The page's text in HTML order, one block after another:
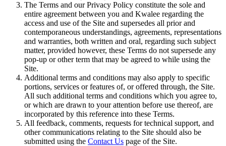
The Terms and our Privacy Policy constitute the sole and
entire agreement between you and Kwalee regarding the
access and use of the Site and supersedes all prior and
contemporaneous understandings, agreements, representations
and warranties, both written and oral, regarding such subject
matter, provided however, these Terms do not supersede any
pop-up or other term that may be agreed to while using the
Site.
Additional terms and conditions may also apply to specific
portions, services or features of, or offered through, the Site.
All such additional terms and conditions which you agree to,
or which are drawn to your attention before use thereof, are
incorporated by this reference into these Terms.
All feedback, comments, requests for technical support, and
other communications relating to the Site should also be
submitted using the Contact Us page of the Site.